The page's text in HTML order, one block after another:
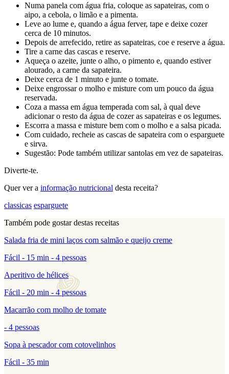
Numa panela com água fria, coloque as sapateiras, com o
aipo, a cebola, o limão e a pimenta.
Leve ao lume e, quando a água ferver, tape e deixe cozer
cerca de 10 minutos.
Depois de arrefecido, retire as sapateiras, coe e reserve a água.
Tire a carne das cascas e reserve.
Aqueça o azeite, junte o alho, o pimento e, quando estiver
alourado, a carne da sapateira.
Deixe cerca de 1 minuto e junte o tomate.
Deixe engrossar o molho e misture com um pouco da água
reservada.
Coza a massa em água temperada com sal, à qual deve
adicionar o resto da água de cozer as sapateiras e os legumes.
Escorra a massa e misture bem com o molho e a salsa picada.
Com cuidado, recheie as cascas de sapateira com o esparguete
e sirva.
Sugestão: Pode também utilizar santolas em vez de sapateiras.
Diverte-te.
Quer ver a informação nutricional desta receita?
classicas esparguete
Também pode gostar destas receitas
Salada fria de mini laços com salmão e queijo creme
Fácil - 15 min - 4 pessoas
Aperitivo de hélices
Fácil - 20 min - 4 pessoas
Macarrão com molho de tomate
- 4 pessoas
Sopa à pescador com cotovelinhos
Fácil - 35 min